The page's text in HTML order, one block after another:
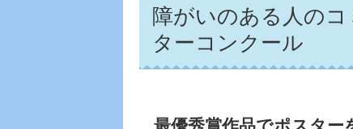
障がいのある人の
ターコンクール